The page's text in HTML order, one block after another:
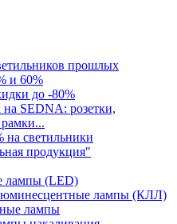
прошлых
и 60%
до -80%
SEDNA: розетки,
на светильники
продукция"
лампы (LED)
лампы (КЛЛ)
лампы